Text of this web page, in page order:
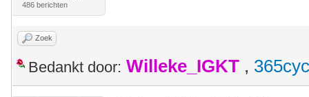
486 berichten
Zoek
Bedankt door: Willeke_IGKT ,